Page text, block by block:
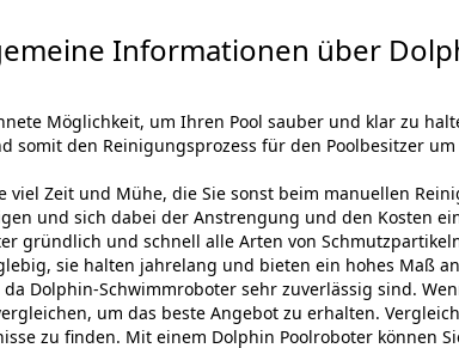
Informationen über
Möglichkeit, um Ihren Pool sauber und klar zu
somit den Reinigungsprozess für den Poolbesitzer
viel Zeit und Mühe, die Sie sonst beim manuellen
und sich dabei der Anstrengung und den Kosten
gründlich und schnell alle Arten von
sie halten jahrelang und bieten ein hohes Maß
Dolphin-Schwimmroboter sehr zuverlässig sind.
um das beste Angebot zu erhalten.
zu finden. Mit einem Dolphin Poolroboter können